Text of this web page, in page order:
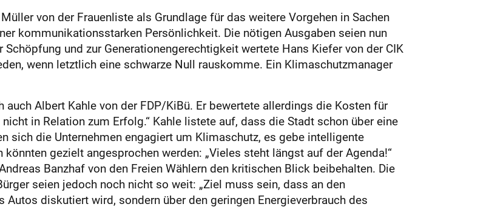
von der Frauenliste als Grundlage für das weitere Vorgehen in Sachen
kommunikationsstarken Persönlichkeit. Die nötigen Ausgaben seien nun
und zur Generationengerechtigkeit wertete Hans Kiefer von der CIK
wenn letztlich eine schwarze Null rauskomme. Ein Klimaschutzmanager
Albert Kahle von der FDP/KiBü. Er bewertete allerdings die Kosten für
in Relation zum Erfolg.“ Kahle listete auf, dass die Stadt schon über eine
sich die Unternehmen engagiert um Klimaschutz, es gebe intelligente
gezielt angesprochen werden: „Vieles steht längst auf der Agenda!“
Banzhaf von den Freien Wählern den kritischen Blick beibehalten. Die
seien jedoch noch nicht so weit: „Ziel muss sein, dass an den
diskutiert wird, sondern über den geringen Energieverbrauch des